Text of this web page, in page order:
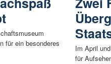
für ein besonderes
Im April
für